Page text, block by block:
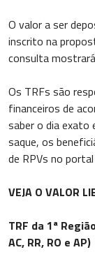
O valor a ser
inscrito na
consulta
Os TRFs são
financeiros de
saber o dia exato
saque, os
de RPVs no
VEJA O VALOR
TRF da 1ª
AC, RR, RO e AP)